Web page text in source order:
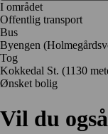
I området
Offentlig transport
Bus
Byengen
Tog
Kokkedal St. (1130
Ønsket bolig
Vil du